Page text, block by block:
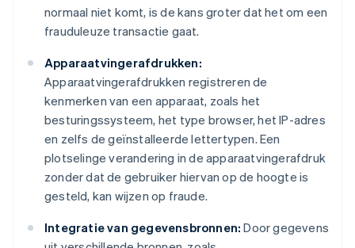
normaal niet komt, is de kans groter dat het om een
frauduleuze transactie gaat.
Apparaatvingerafdrukken:
Apparaatvingerafdrukken registreren de
kenmerken van een apparaat, zoals het
besturingssysteem, het type browser, het IP-adres
en zelfs de geïnstalleerde lettertypen. Een
plotselinge verandering in de apparaatvingerafdruk
zonder dat de gebruiker hiervan op de hoogte is
gesteld, kan wijzen op fraude.
Integratie van gegevensbronnen: Door gegevens